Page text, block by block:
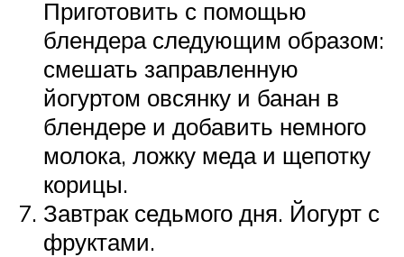
Приготовить с помощью
блендера следующим образом:
смешать заправленную
йогуртом овсянку и банан в
блендере и добавить немного
молока, ложку меда и щепотку
корицы.
Завтрак седьмого дня. Йогурт с
фруктами.